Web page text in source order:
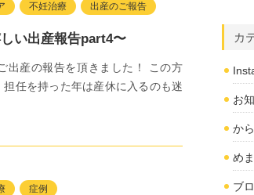
不妊治療 出産のご報告
い出産報告part4〜
出産の報告を頂きました！ この方
任を持った年は産休に入るのも迷
症例
カ
お
か
め
ブ